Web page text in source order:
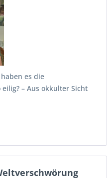
es die
– Aus okkulter Sicht